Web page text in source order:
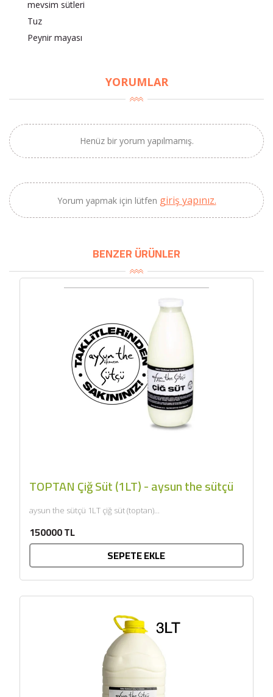
mevsim sütleri
Tuz
Peynir mayası
YORUMLAR
Henüz bir yorum yapılmamış.
Yorum yapmak için lütfen giriş yapınız.
BENZER ÜRÜNLER
TOPTAN Çiğ Süt (1LT) - aysun the sütçü
aysun the sütçü 1LT çiğ süt (toptan)...
150000 TL
SEPETE EKLE
2690,00 TL
Kaan Olgun Hasat
Zeytinyağı (5lt, Soğuk
Sıkım) - Bilgem
Zeytincilik
SEPETE EKLE